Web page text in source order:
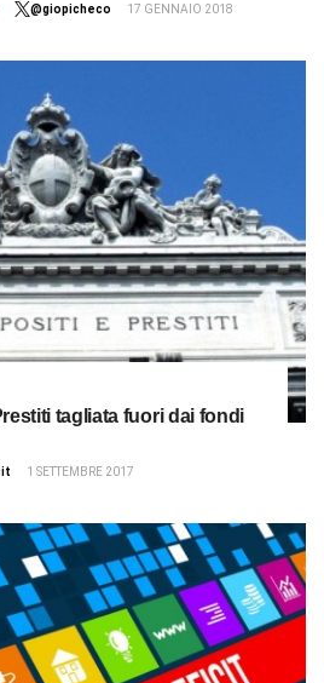
@giopicheco 17 GENNAIO 2018
tagliata fuori dai fondi
1 SETTEMBRE 2017